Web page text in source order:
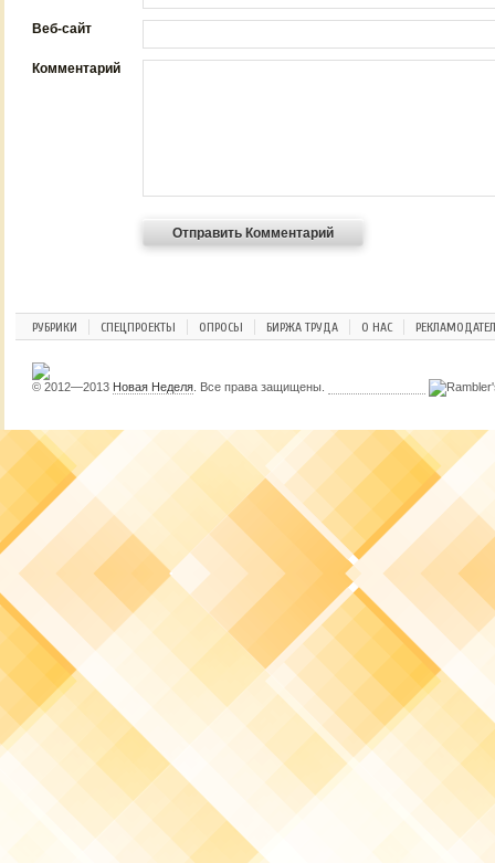
Веб-сайт
Комментарий
РУБРИКИ СПЕЦПРОЕКТЫ ОПРОСЫ БИРЖА ТРУДА О НАС
© 2012—2013 Новая Неделя . Все права защищены.